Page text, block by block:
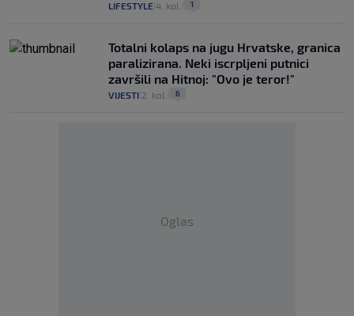
LIFESTYLE 4. kol. 1
Totalni kolaps na jugu Hrvatske, granica
paralizirana. Neki iscrpljeni putnici
završili na Hitnoj: "Ovo je teror!"
VIJESTI 2. kol. 6
Oglas